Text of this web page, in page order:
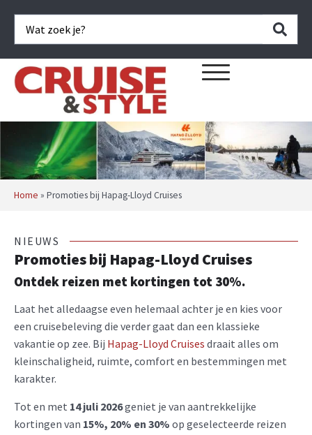
Home » Promoties bij Hapag-Lloyd Cruises
NIEUWS
Promoties bij Hapag-Lloyd Cruises
Ontdek reizen met kortingen tot 30%.
Laat het alledaagse even helemaal achter je en kies voor
een cruisebeleving die verder gaat dan een klassieke
vakantie op zee. Bij Hapag-Lloyd Cruises draait alles om
kleinschaligheid, ruimte, comfort en bestemmingen met
karakter.
Tot en met 14 juli 2026geniet je van aantrekkelijke
kortingen van 15%, 20% en 30% op geselecteerde reizen